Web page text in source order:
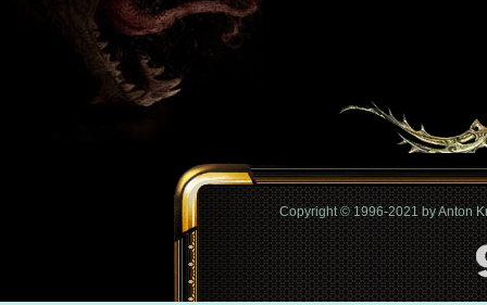
Copyright © 1996-2021 by Anton